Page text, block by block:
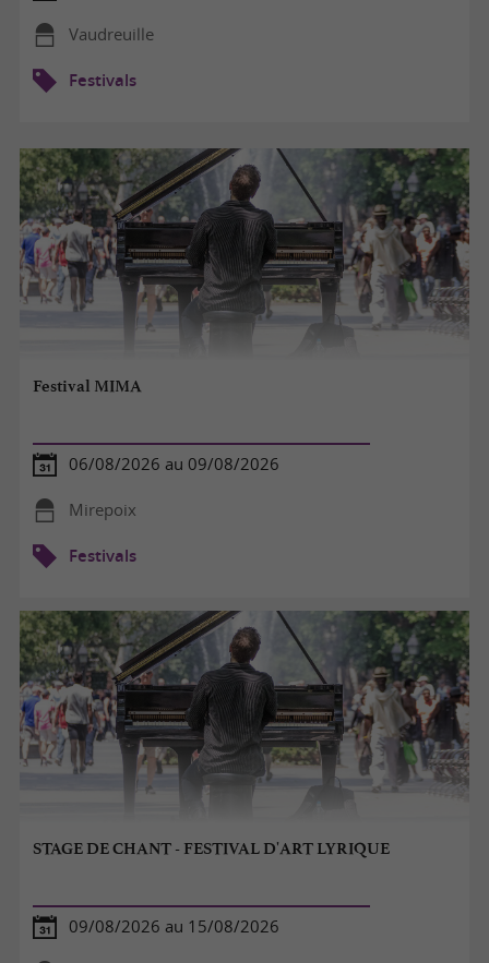
Vaudreuille
Festivals
Festival MIMA
06/08/2026 au 09/08/2026
Mirepoix
Festivals
STAGE DE CHANT - FESTIVAL D'ART LYRIQUE
09/08/2026 au 15/08/2026